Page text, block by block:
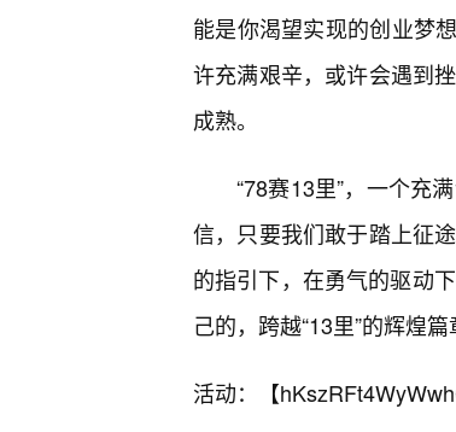
能是你渴望实现的创业梦
许充满艰辛，或许会遇到
成熟。
“78赛13里”，一个充
信，只要我们敢于踏上征
的指引下，在勇气的驱动
己的，跨越“13里”的辉煌篇
活动：【